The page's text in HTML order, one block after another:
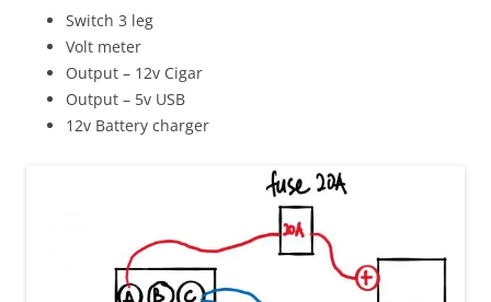
Switch 3 leg
Volt meter
Output – 12v Cigar
Output – 5v USB
12v Battery charger